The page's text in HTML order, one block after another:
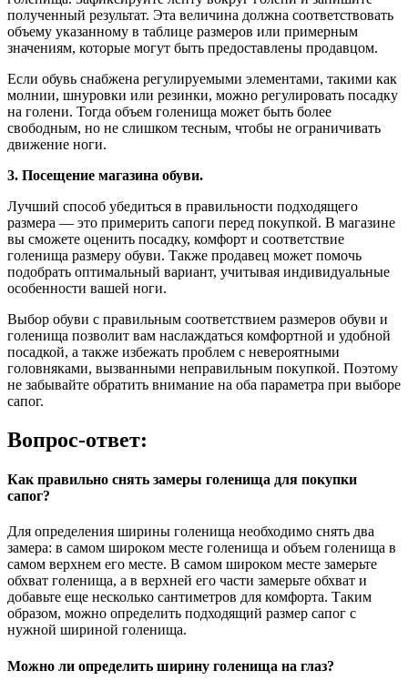
полученный результат. Эта величина должна соответствовать
объему указанному в таблице размеров или примерным
значениям, которые могут быть предоставлены продавцом.
Если обувь снабжена регулируемыми элементами, такими как
молнии, шнуровки или резинки, можно регулировать посадку
на голени. Тогда объем голенища может быть более
свободным, но не слишком тесным, чтобы не ограничивать
движение ноги.
3. Посещение магазина обуви.
Лучший способ убедиться в правильности подходящего
размера — это примерить сапоги перед покупкой. В магазине
вы сможете оценить посадку, комфорт и соответствие
голенища размеру обуви. Также продавец может помочь
подобрать оптимальный вариант, учитывая индивидуальные
особенности вашей ноги.
Выбор обуви с правильным соответствием размеров обуви и
голенища позволит вам наслаждаться комфортной и удобной
посадкой, а также избежать проблем с невероятными
головняками, вызванными неправильным покупкой. Поэтому
не забывайте обратить внимание на оба параметра при выборе
сапог.
Вопрос-ответ:
Как правильно снять замеры голенища для покупки
сапог?
Для определения ширины голенища необходимо снять два
замера: в самом широком месте голенища и объем голенища в
самом верхнем его месте. В самом широком месте замерьте
обхват голенища, а в верхней его части замерьте обхват и
добавьте еще несколько сантиметров для комфорта. Таким
образом, можно определить подходящий размер сапог с
нужной шириной голенища.
Можно ли определить ширину голенища на глаз?